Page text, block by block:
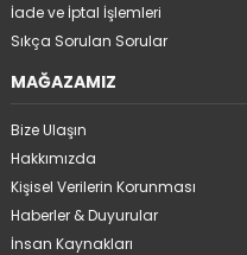
İade ve İptal İşlemleri
Sıkça Sorulan Sorular
MAĞAZAMIZ
Bize Ulaşın
Hakkımızda
Kişisel Verilerin Korunması
Haberler & Duyurular
İnsan Kaynakları